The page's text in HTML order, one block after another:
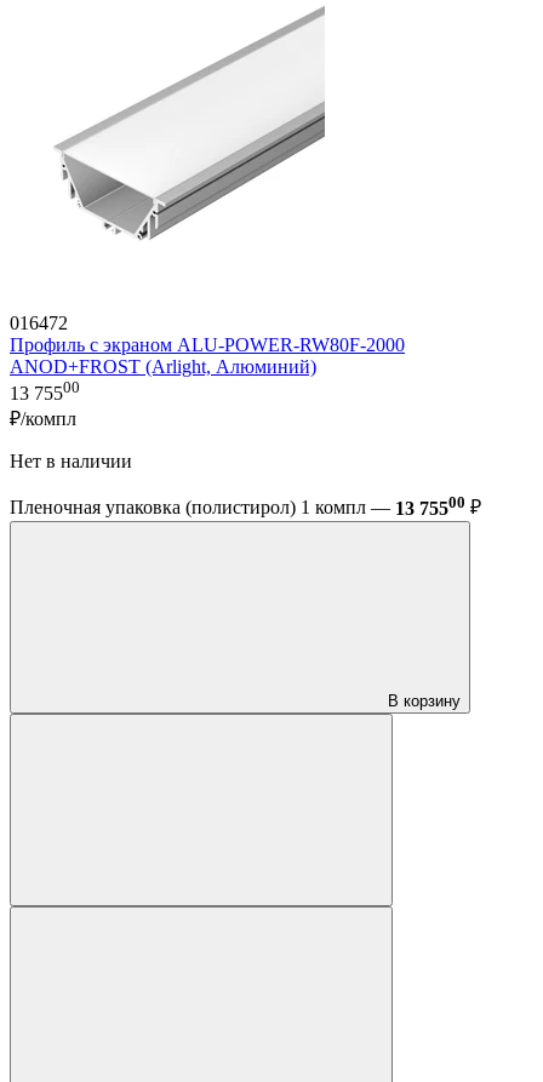
016472
Профиль с экраном ALU-POWER-RW80F-2000
ANOD+FROST (Arlight, Алюминий)
13 75500
₽/компл
Нет в наличии
Пленочная упаковка (полистирол) 1 компл — 13 75500 ₽
В корзину